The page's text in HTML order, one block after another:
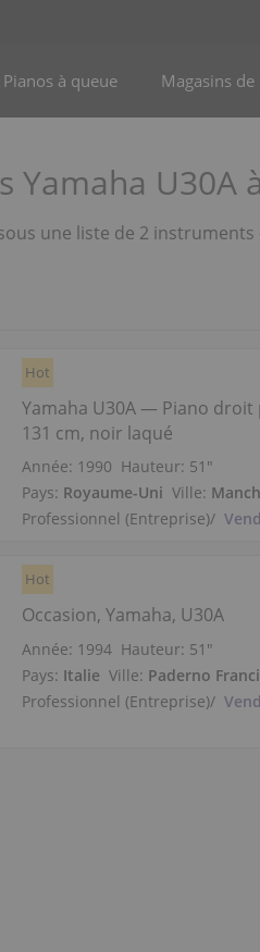
Pianos à queue Magasins de
Yamaha U30A
une liste de 2 instruments
Hot
Yamaha U30A — Piano
131 cm, noir laqué
Année: 1990 Hauteur: 51″
Pays: Royaume-Uni Ville:
Professionnel (Entreprise)/
Hot
Occasion, Yamaha, U30A
Année: 1994 Hauteur: 51″
Pays: Italie Ville: Paderno
Professionnel (Entreprise)/